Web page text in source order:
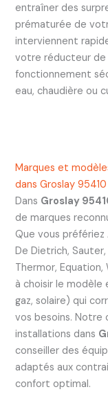
entraîner des
prématurée de
interviennent
votre réducteur de
fonctionnement
eau, chaudière ou
Marques et
dans Groslay 95410
Dans Groslay
de marques
Que vous préfériez
De Dietrich,
Thermor, Equation,
à choisir le
gaz, solaire) qui
vos besoins. Notre
installations dans
conseiller des
adaptés aux
confort optimal.